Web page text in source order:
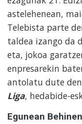
astelehenean,
Telebista parte
taldea izango da
eta, jokoa
enpresarekin
antolatu dute
Liga, hedabide-
Egunean